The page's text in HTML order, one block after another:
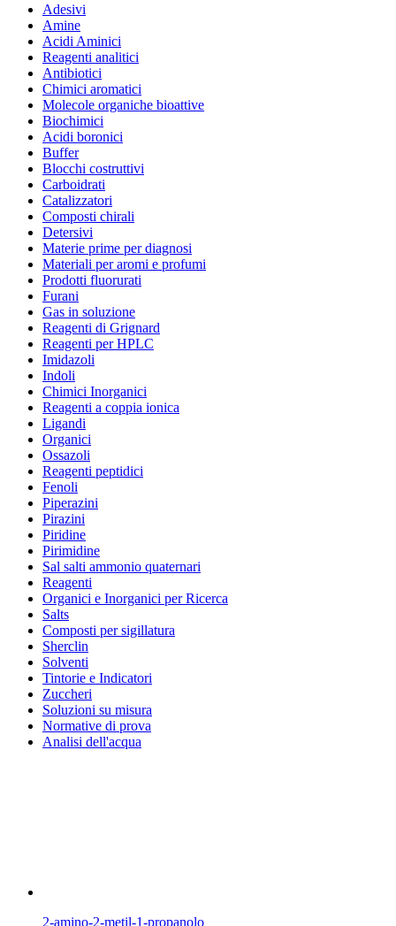
Adesivi
Amine
Acidi Aminici
Reagenti analitici
Antibiotici
Chimici aromatici
Molecole organiche bioattive
Biochimici
Acidi boronici
Buffer
Blocchi costruttivi
Carboidrati
Catalizzatori
Composti chirali
Detersivi
Materie prime per diagnosi
Materiali per aromi e profumi
Prodotti fluorurati
Furani
Gas in soluzione
Reagenti di Grignard
Reagenti per HPLC
Imidazoli
Indoli
Chimici Inorganici
Reagenti a coppia ionica
Ligandi
Organici
Ossazoli
Reagenti peptidici
Fenoli
Piperazini
Pirazini
Piridine
Pirimidine
Sal salti ammonio quaternari
Reagenti
Organici e Inorganici per Ricerca
Salts
Composti per sigillatura
Sherclin
Solventi
Tintorie e Indicatori
Zuccheri
Soluzioni su misura
Normative di prova
Analisi dell'acqua
2-amino-2-metil-1-propanolo